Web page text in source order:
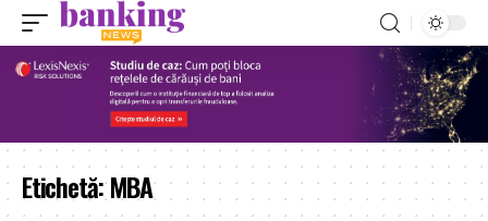
Etichetă:MBA